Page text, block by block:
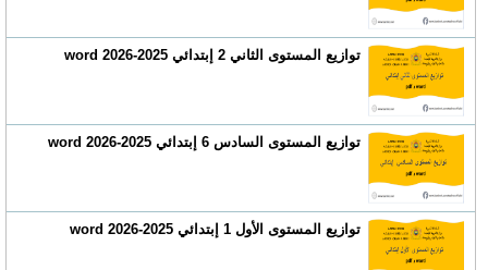
توازيع المستوى الثاني 2 إبتدائي 2025-2026 word
توازيع المستوى السادس 6 إبتدائي 2025-2026 word
توازيع المستوى الأول 1 إبتدائي 2025-2026 word